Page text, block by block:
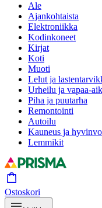
Ale
Ajankohtaista
Elektroniikka
Kodinkoneet
Kirjat
Koti
Muoti
Lelut ja
Urheilu ja vapaa-
Piha ja puutarha
Remontointi
Autoilu
Kauneus ja
Lemmikit
Ostoskori